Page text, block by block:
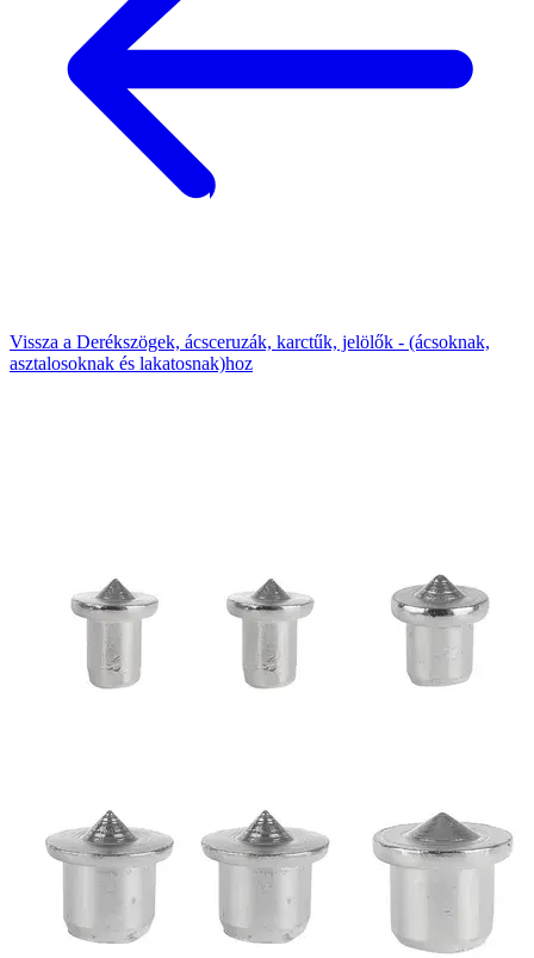
Vissza a Derékszögek, ácsceruzák, karctűk, jelölők - (ácsoknak,
asztalosoknak és lakatosnak)hoz